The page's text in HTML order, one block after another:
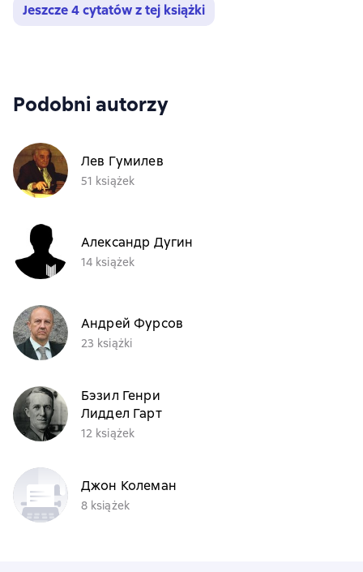
Jeszcze 4 cytatów z tej książki
Podobni autorzy
Лев Гумилев
51 książek
Александр Дугин
14 książek
Андрей Фурсов
23 książki
Бэзил Генри
Лиддел Гарт
12 książek
Джон Колеман
8 książek